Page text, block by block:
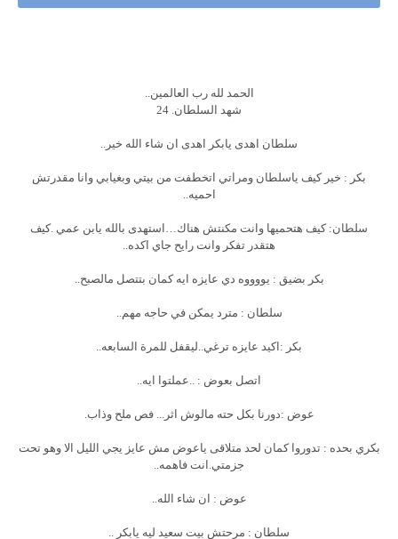
الحمد لله رب العالمين..
شهد السلطان. 24
سلطان اهدى يابكر اهدى ان شاء الله خير..
بكر : خير كيف ياسلطان ومراتي اتخطفت من بيتي وبغيابي وانا مقدرتش
احميه..
سلطان: كيف هتحميها وانت مكنتش هناك…استهدى بالله يابن عمي .كيف
هتقدر تفكر وانت رايح جاي اكده..
بكر بضيق : يووووه دي عايزه ايه كمان بتتصل مالصبح..
سلطان : مترد يمكن في حاجه مهم..
بكر :اكيد عايزه ترغي..ليقفل للمرة السابعه..
اتصل بعوض : ..عملتوا ايه..
عوض :دورنا بكل حته مالوش اثر... فص ملح وذاب.
بكري بحده : تدوروا كمان لحد متلاقى ياعوض مش عايز يجي الليل الا وهو تحت
جزمتي.انت فاهمه..
عوض : ان شاء الله..
سلطان : مرحتش بيت سعيد ليه يابكر ..